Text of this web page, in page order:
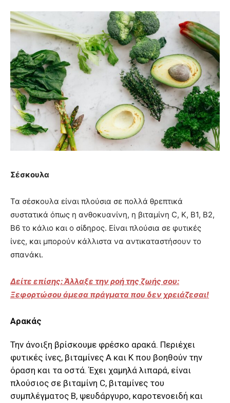
Σέσκουλα
Τα σέσκουλα είναι πλούσια σε πολλά θρεπτικά
συστατικά όπως η ανθοκυανίνη, η βιταμίνη C, Κ, Β1, Β2,
Β6 το κάλιο και ο σίδηρος. Είναι πλούσια σε φυτικές
ίνες, και μπορούν κάλλιστα να αντικαταστήσουν το
σπανάκι.
Δείτε επίσης: Άλλαξε την ροή της ζωής σου:
Ξεφορτώσου άμεσα πράγματα που δεν χρειάζεσαι!
Αρακάς
Την άνοιξη βρίσκουμε φρέσκο αρακά. Περιέχει
φυτικές ίνες, βιταμίνες Α και Κ που βοηθούν την
όραση και τα οστά. Έχει χαμηλά λιπαρά, είναι
πλούσιος σε βιταμίνη C, βιταμίνες του
συμπλέγματος Β, ψευδάργυρο, καροτενοειδή και